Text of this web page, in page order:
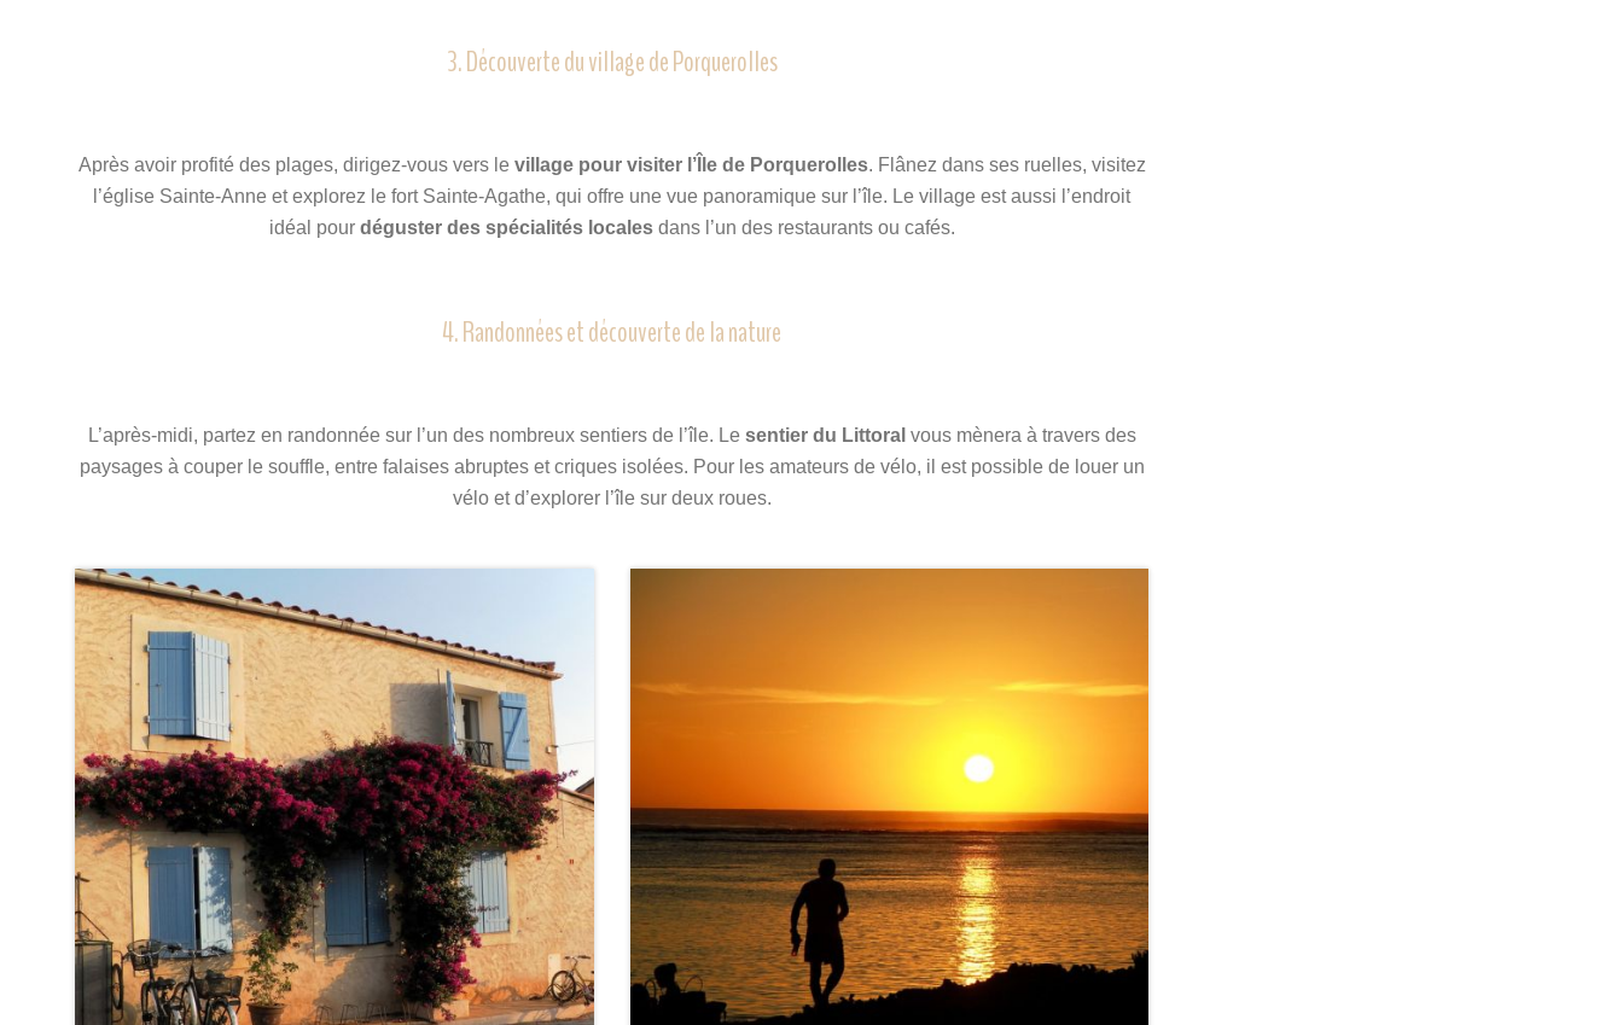
3. Découverte du village de Porquerolles
Après avoir profité des plages, dirigez-vous vers le village pour visiter l’Île de Porquerolles. Flânez dans ses ruelles, visitez
l’église Sainte-Anne et explorez le fort Sainte-Agathe, qui offre une vue panoramique sur l’île. Le village est aussi l’endroit
idéal pour déguster des spécialités localesdans l’un des restaurants ou cafés.
4. Randonnées et découverte de la nature
L’après-midi, partez en randonnée sur l’un des nombreux sentiers de l’île. Le sentier du Littoral vous mènera à travers des
paysages à couper le souffle, entre falaises abruptes et criques isolées. Pour les amateurs de vélo, il est possible de louer un
vélo et d’explorer l’île sur deux roues.